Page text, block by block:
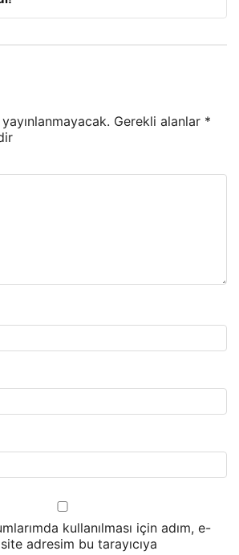
Gerekli alanlar *
kullanılması için adım, e-
adresim bu tarayıcıya